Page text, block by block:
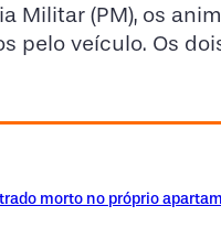
Militar (PM), os
pelo veículo. Os
morto no próprio